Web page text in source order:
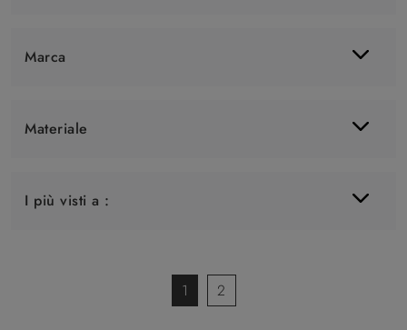
Marca
Materiale
I più visti a :
1 2